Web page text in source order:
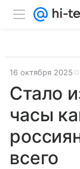
16 октября 2025
Стало
часы
всего